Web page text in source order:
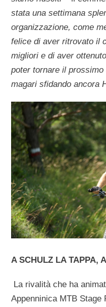
stata una settimana
organizzazione, come
felice di aver ritrovato il
migliori e di aver
poter tornare il
magari sfidando ancora
A SCHULZ LA TAPPA,
La rivalità che ha
Appenninica MTB Stage